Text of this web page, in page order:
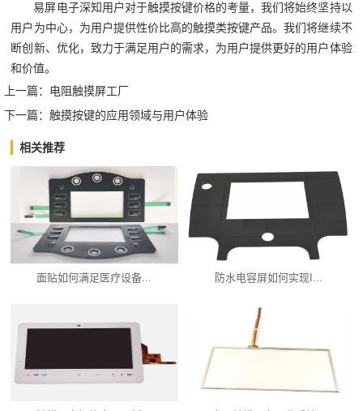
易屏电子深知用户对于触摸按键价格的考量，我们将始终坚持以
用户为中心，为用户提供性价比高的触摸类按键产品。我们将继续不
断创新、优化，致力于满足用户的需求，为用户提供更好的用户体验
和价值。
上一篇： 电阻触摸屏工厂
下一篇： 触摸按键的应用领域与用户体验
相关推荐
面贴如何满足医疗设备... 防水电容屏如何实现I...